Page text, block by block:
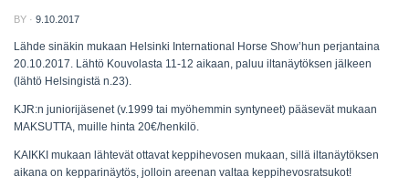
BY · 9.10.2017
Lähde sinäkin mukaan Helsinki International Horse Show’hun perjantaina
20.10.2017. Lähtö Kouvolasta 11-12 aikaan, paluu iltanäytöksen jälkeen
(lähtö Helsingistä n.23).
KJR:n juniorijäsenet (v.1999 tai myöhemmin syntyneet) pääsevät mukaan
MAKSUTTA, muille hinta 20€/henkilö.
KAIKKI mukaan lähtevät ottavat keppihevosen mukaan, sillä iltanäytöksen
aikana on kepparinäytös, jolloin areenan valtaa keppihevosratsukot!